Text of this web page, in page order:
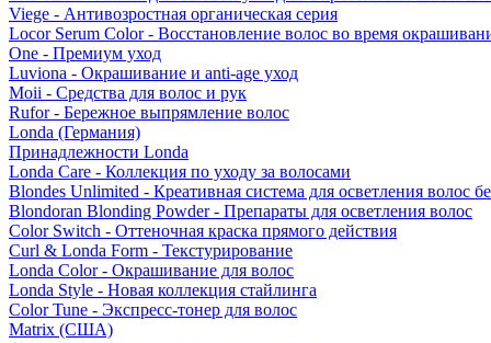
Viege - Антивозростная органическая серия
Locor Serum Color - Восстановление волос во время
One - Премиум уход
Luviona - Окрашивание и anti-age уход
Moii - Средства для волос и рук
Rufor - Бережное выпрямление волос
Londa (Германия)
Принадлежности Londa
Londa Care - Коллекция по уходу за волосами
Blondes Unlimited - Креативная система для осветления волос
Blondoran Blonding Powder - Препараты для осветления волос
Color Switch - Оттеночная краска прямого действия
Curl & Londa Form - Текстурирование
Londa Color - Окрашивание для волос
Londa Style - Новая коллекция стайлинга
Color Tune - Экспресс-тонер для волос
Matrix (США)